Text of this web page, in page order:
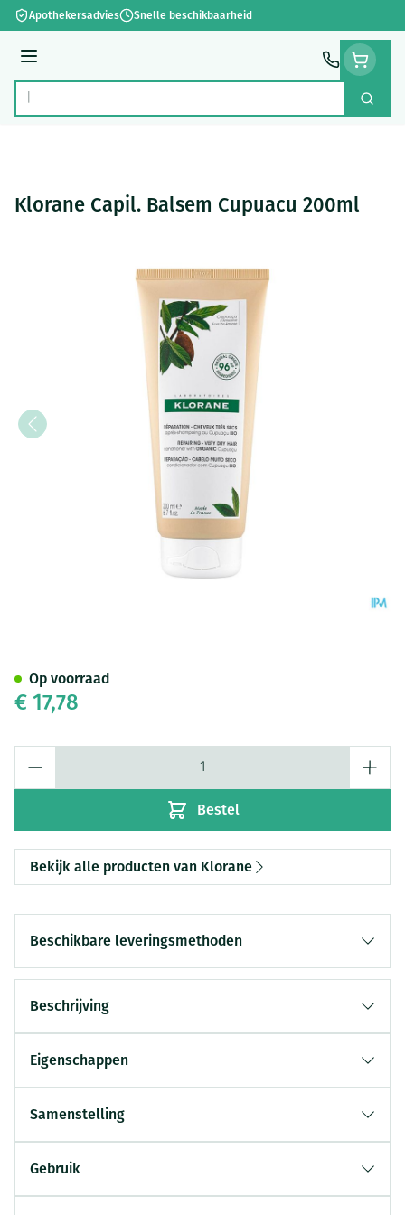
Ga naar de inhoud
Apothekersadvies Snelle beschikbaarheid
Menu
Product, merk, categorie... Zoek
Klorane Capil. Balsem Cupuacu 200ml
€ 17,78
Bestel
Op voorraad
Bekijk alle producten van Klorane
Beschikbare leveringsmethoden
Beschrijving
Eigenschappen
Samenstelling
Gebruik